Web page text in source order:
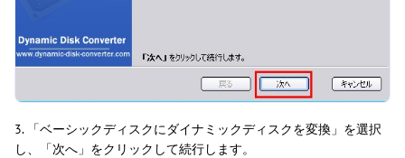
3. 「ベーシックディスクにダイナミックディスクを変換」を選択
し、「次へ」をクリックして続行します。